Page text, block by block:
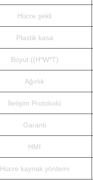
Hücre şekli
Plastik kasa
Boyut ((H*W*T)
Ağırlık
İletişim Protokolü
Garanti
HMI
Hücre kaynak yöntemi